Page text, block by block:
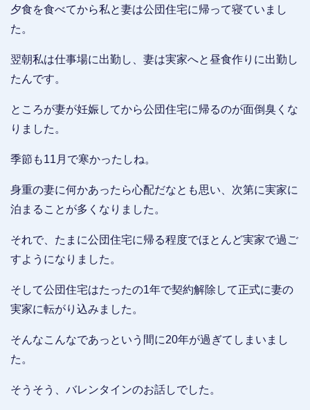
夕食を食べてから私と妻は公団住宅に帰って寝ていまし
た。
翌朝私は仕事場に出勤し、妻は実家へと昼食作りに出勤し
たんです。
ところが妻が妊娠してから公団住宅に帰るのが面倒臭くな
りました。
季節も11月で寒かったしね。
身重の妻に何かあったら心配だなとも思い、次第に実家に
泊まることが多くなりました。
それで、たまに公団住宅に帰る程度でほとんど実家で過ご
すようになりました。
そして公団住宅はたったの1年で契約解除して正式に妻の
実家に転がり込みました。
そんなこんなであっという間に20年が過ぎてしまいまし
た。
そうそう、バレンタインのお話しでした。